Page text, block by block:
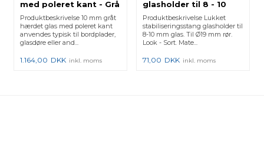
med poleret kant - Grå
Produktbeskrivelse 10 mm gråt
hærdet glas med poleret kant
anvendes typisk til bordplader,
glasdøre eller and...
1.164,00 DKK inkl. moms
glasholder til 8 - 10
mm glas - Sort
Produktbeskrivelse Lukket
stabiliseringsstang glasholder til
8-10 mm glas. Til Ø19 mm rør.
Look - Sort. Mate...
71,00 DKK inkl. moms